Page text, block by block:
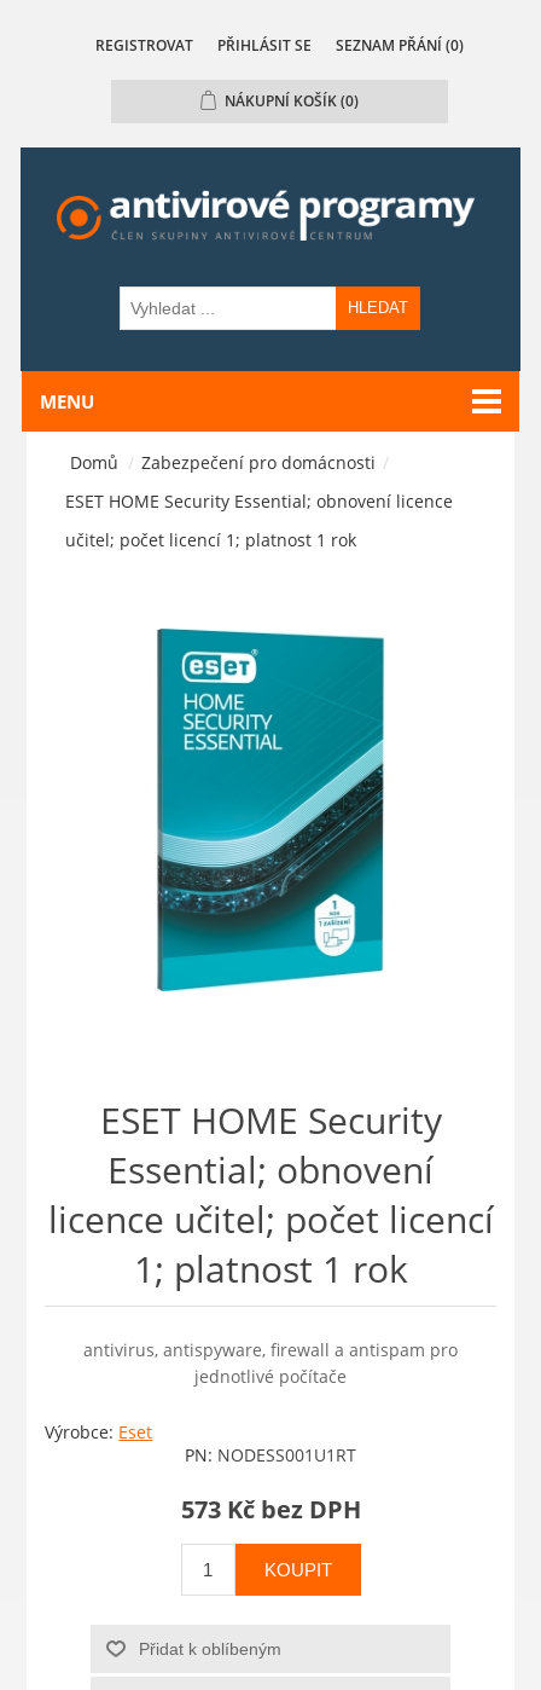
REGISTROVAT PŘIHLÁSIT SE SEZNAM PŘÁNÍ (0)
NÁKUPNÍ KOŠÍK(0)
HLEDAT
MENU
Domů / Zabezpečení pro domácnosti /
ESET HOME Security Essential; obnovení licence
učitel; počet licencí 1; platnost 1 rok
ESET HOME Security
Essential; obnovení
licence učitel; počet licencí
1; platnost 1 rok
antivirus, antispyware, firewall a antispam pro
jednotlivé počítače
Výrobce: Eset
PN: NODESS001U1RT
573 Kč bez DPH
KOUPIT
Přidat k oblíbeným